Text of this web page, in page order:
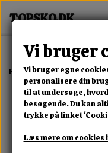
Forside Erotisk
Vi bruger
Vi bruger egne
personalisere din
til at undersøge,
besøgende. Du kan
trykke på linket
Læs mere om cookies